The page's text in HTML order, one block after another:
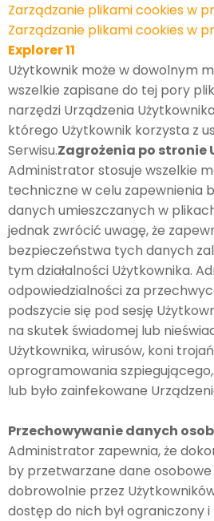
Zarządzanie plikami cookies w
Zarządzanie plikami cookies w
Explorer 11
Użytkownik może w dowolnym
wszelkie zapisane do tej pory
narzędzi Urządzenia
którego Użytkownik korzysta z
Serwisu.Zagrożenia po stronie
Administrator stosuje wszelkie
techniczne w celu zapewnienia
danych umieszczanych w
jednak zwrócić uwagę, że
bezpieczeństwa tych danych
tym działalności Użytkownika.
odpowiedzialności za
podszycie się pod sesję
na skutek świadomej lub
Użytkownika, wirusów, koni
oprogramowania
lub było zainfekowane
Przechowywanie danych
Administrator zapewnia, że
by przetwarzane dane
dobrowolnie przez
dostęp do nich był ograniczony